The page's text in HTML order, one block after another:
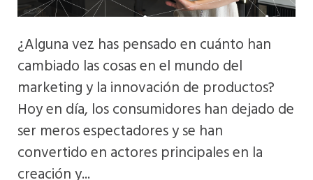
¿Alguna vez has pensado en cuánto han
cambiado las cosas en el mundo del
marketing y la innovación de productos?
Hoy en día, los consumidores han dejado de
ser meros espectadores y se han
convertido en actores principales en la
creación y...